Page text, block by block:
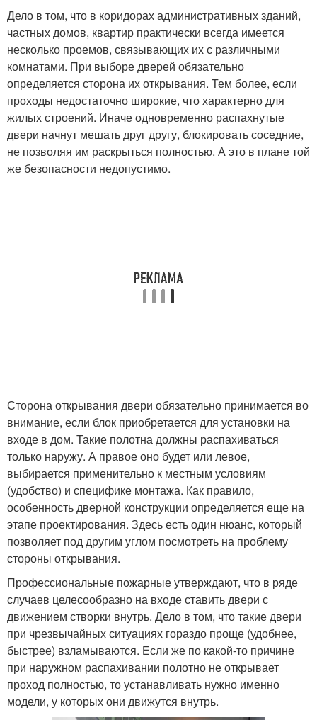
Дело в том, что в коридорах административных зданий,
частных домов, квартир практически всегда имеется
несколько проемов, связывающих их с различными
комнатами. При выборе дверей обязательно
определяется сторона их открывания. Тем более, если
проходы недостаточно широкие, что характерно для
жилых строений. Иначе одновременно распахнутые
двери начнут мешать друг другу, блокировать соседние,
не позволяя им раскрыться полностью. А это в плане той
же безопасности недопустимо.
Сторона открывания двери обязательно принимается во
внимание, если блок приобретается для установки на
входе в дом. Такие полотна должны распахиваться
только наружу. А правое оно будет или левое,
выбирается применительно к местным условиям
(удобство) и специфике монтажа. Как правило,
особенность дверной конструкции определяется еще на
этапе проектирования. Здесь есть один нюанс, который
позволяет под другим углом посмотреть на проблему
стороны открывания.
Профессиональные пожарные утверждают, что в ряде
случаев целесообразно на входе ставить двери с
движением створки внутрь. Дело в том, что такие двери
при чрезвычайных ситуациях гораздо проще (удобнее,
быстрее) взламываются. Если же по какой-то причине
при наружном распахивании полотно не открывает
проход полностью, то устанавливать нужно именно
модели, у которых они движутся внутрь.